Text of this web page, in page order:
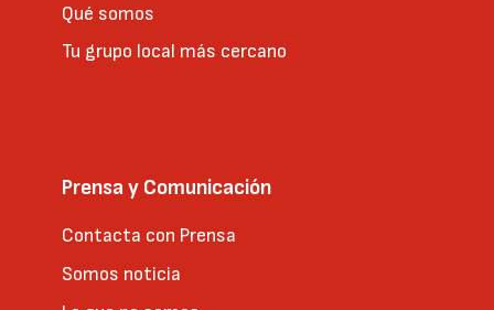
Qué somos
Tu grupo local más cercano
Prensa y Comunicación
Contacta con Prensa
Somos noticia